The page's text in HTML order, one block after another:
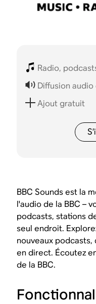
Radio,
Diffusion
Ajout gratuit
BBC Sounds est la
l'audio de la BBC –
podcasts, stations
seul endroit.
nouveaux
en direct. Écoutez
de la BBC.